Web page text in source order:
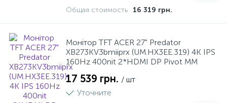
Общая стоимость 16 319 грн.
Монiтор TFT ACER 27" Predator
XB273KV3bmiiprx (UM.HX3EE.319) 4K IPS
160Hz 400nit 2*HDMI DP Pivot MM
17 539 грн. / шт
Уточните
Террасная доска
Подложка
Плинтус
Лестницы
Сайдинг
Сумки, рюкзаки, валізи
Фото техніка
Різні іграшки
Спорт та відпочинок
Пристрої для електромережі
Лазерні принтери та БФП
Струменеві принтери та БФП
Столы и стулья
Мала кухонна техніка
Пластикові меблі
Посуд
Текстиль